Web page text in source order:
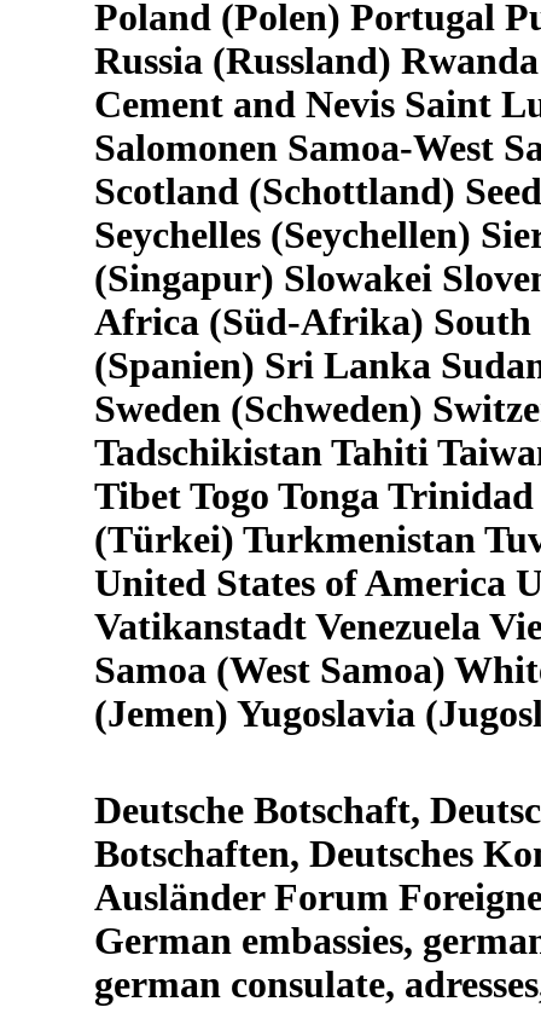
Poland (Polen) Portugal
Russia (Russland)
Cement and Nevis Saint
Salomonen Samoa-West
Scotland (Schottland)
Seychelles (Seychellen)
(Singapur) Slowakei
Africa (Süd-Afrika) South
(Spanien) Sri Lanka
Sweden (Schweden)
Tadschikistan Tahiti
Tibet Togo Tonga
(Türkei) Turkmenistan
United States of America
Vatikanstadt Venezuela
Samoa (West Samoa)
(Jemen) Yugoslavia
Deutsche Botschaft,
Botschaften, Deutsches
Ausländer Forum
German embassies,
german consulate,